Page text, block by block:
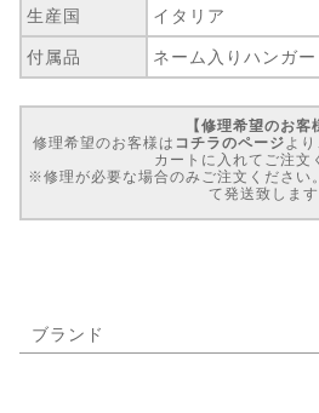
生産国 イタリア
付属品 ネーム入りハンガー
【修理希望のお客
修理希望のお客様は コチラのページよ
カートに入れてご注文
※修理が必要な場合のみご注文ください
て発送致します
ブランド